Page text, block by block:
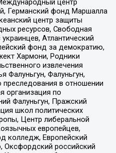
Германский фонд Маршалла
центр защиты
ресурсов, Свободная
Атлантический
фонд за демократию,
Хармони, Родники
извлечения
Фалуньгун, Фалуньгун,
в отношении
организация по
Фалуньгун, Пражский
школ политических
Центр либеральной
европейцев,
колледж, Европейский
российский